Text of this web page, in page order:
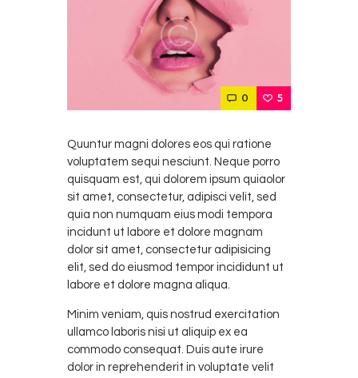
0 5
Quuntur magni dolores eos qui ratione
voluptatem sequi nesciunt. Neque porro
quisquam est, qui dolorem ipsum quiaolor
sit amet, consectetur, adipisci velit, sed
quia non numquam eius modi tempora
incidunt ut labore et dolore magnam
dolor sit amet, consectetur adipisicing
elit, sed do eiusmod tempor incididunt ut
labore et dolore magna aliqua.
Minim veniam, quis nostrud exercitation
ullamco laboris nisi ut aliquip ex ea
commodo consequat. Duis aute irure
dolor in reprehenderit in voluptate velit